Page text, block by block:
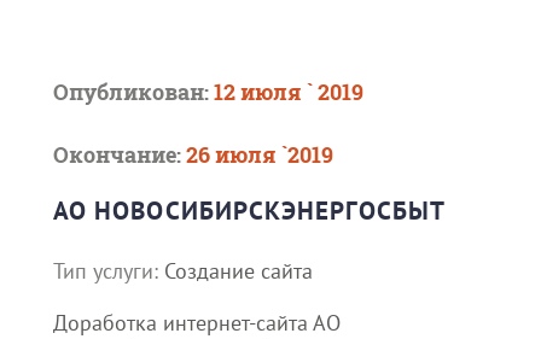
Опубликован:12 июля ` 2019
Окончание:26 июля `2019
АО НОВОСИБИРСКЭНЕРГОСБЫТ
Тип услуги: Создание сайта
Доработка интернет-сайта АО